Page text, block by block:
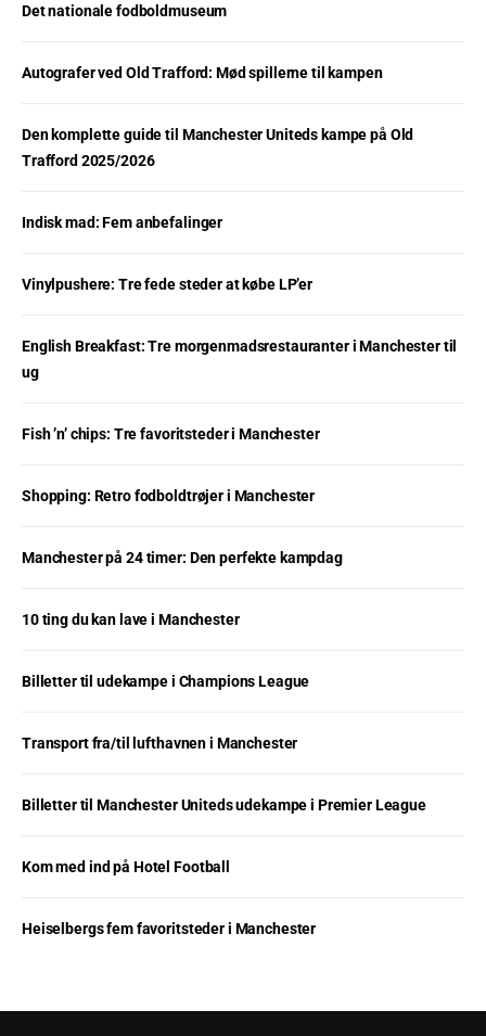
Det nationale fodboldmuseum
Autografer ved Old Trafford: Mød spillerne til kampen
Den komplette guide til Manchester Uniteds kampe på Old
Trafford 2025/2026
Indisk mad: Fem anbefalinger
Vinylpushere: Tre fede steder at købe LP’er
English Breakfast: Tre morgenmadsrestauranter i Manchester til
ug
Fish ’n’ chips: Tre favoritsteder i Manchester
Shopping: Retro fodboldtrøjer i Manchester
Manchester på 24 timer: Den perfekte kampdag
10 ting du kan lave i Manchester
Billetter til udekampe i Champions League
Transport fra/til lufthavnen i Manchester
Billetter til Manchester Uniteds udekampe i Premier League
Kom med ind på Hotel Football
Heiselbergs fem favoritsteder i Manchester